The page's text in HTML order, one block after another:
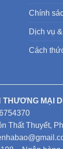
Chính
Dịch vụ
Cách
THƯƠNG MẠI
Thất Thuyết,